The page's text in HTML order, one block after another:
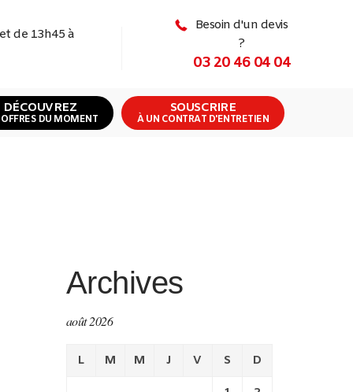
de 13h45 à
Besoin d'un devis
?
03 20 46 04 04
DÉCOUVREZ
DU MOMENT
SOUSCRIRE
À UN CONTRAT D'ENTRETIEN
Archives
août 2026
L M M J V S D